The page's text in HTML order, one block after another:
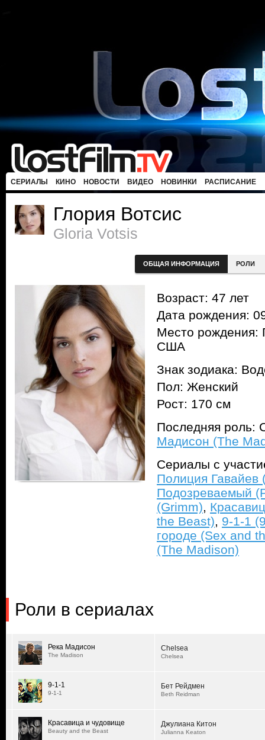
СЕРИАЛЫ КИНО НОВОСТИ ВИДЕО НОВИНКИ РАСПИСАНИЕ
Глория Вотсис
Gloria Votsis
ОБЩАЯ ИНФОРМАЦИЯ РОЛИ
Возраст: 47 лет
Дата рождения:
Место рождения:
США
Знак зодиака:
Пол: Женский
Рост: 170 см
Последняя роль:
Мадисон (The
Сериалы с
Полиция Гавайев
Подозреваемый
(Grimm),
the Beast), 9-1-1
городе (Sex and
(The Madison)
Роли в сериалах
Река Мадисон
The Madison
Chelsea
Chelsea
9-1-1
9-1-1
Бет Рейдмен
Beth Reidman
Красавица и чудовище
Beauty and the Beast
Джулиана Китон
Julianna Keaton